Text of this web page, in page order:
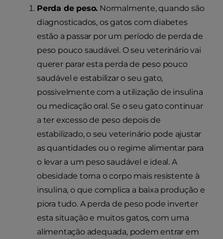
Perda de peso. Normalmente, quando são
diagnosticados, os gatos com diabetes
estão a passar por um período de perda de
peso pouco saudável. O seu veterinário vai
querer parar esta perda de peso pouco
saudável e estabilizar o seu gato,
possivelmente com a utilização de insulina
ou medicação oral. Se o seu gato continuar
a ter excesso de peso depois de
estabilizado, o seu veterinário pode ajustar
as quantidades ou o regime alimentar para
o levar a um peso saudável e ideal. A
obesidade torna o corpo mais resistente à
insulina, o que complica a baixa produção e
piora tudo. A perda de peso pode inverter
esta situação e muitos gatos, com uma
alimentação adequada, podem entrar em